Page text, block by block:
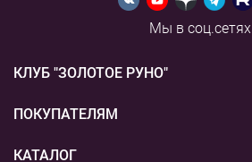
Мы в соц.сетях
КЛУБ "ЗОЛОТОЕ РУНО"
Новости
Акции
ПОКУПАТЕЛЯМ
Бонусная система
КАТАЛОГ